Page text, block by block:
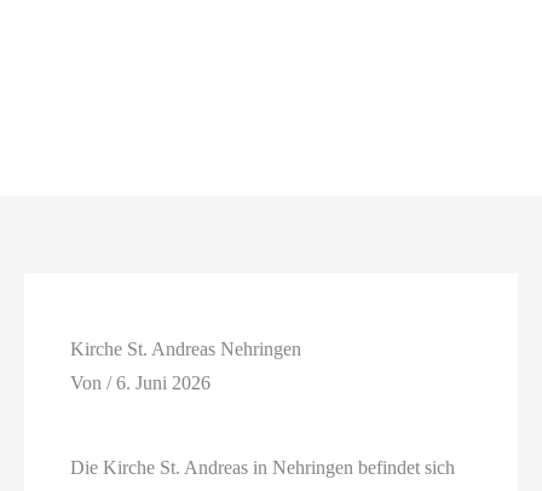
Kirche St. Andreas Nehringen
Von/6. Juni 2026
Die Kirche St. Andreas in Nehringen befindet sich